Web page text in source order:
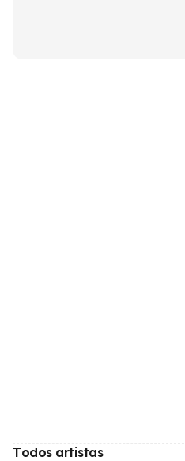
Todos artistas